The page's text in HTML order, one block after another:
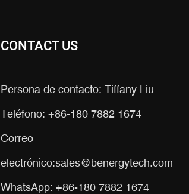
CONTACT US
Persona de contacto: Tiffany Liu
Teléfono: +86-180 7882 1674
Correo
electrónico:sales@benergytech.com
WhatsApp: +86-180 7882 1674